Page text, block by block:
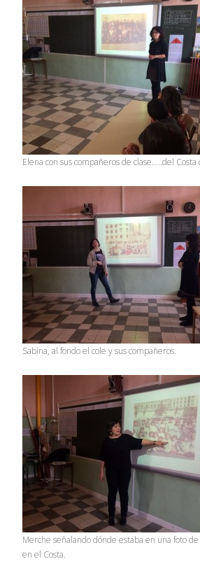
Elena con sus compañeros de clase…..del Costa
Sabina, al fondo el cole y sus compañeros.
Merche señalando dónde estaba en una foto de
en el Costa.